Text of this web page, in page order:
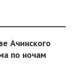
Ачинского
по ночам